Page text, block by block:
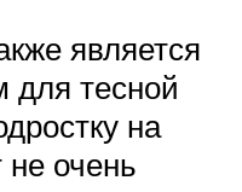
является
тесной
на
не очень